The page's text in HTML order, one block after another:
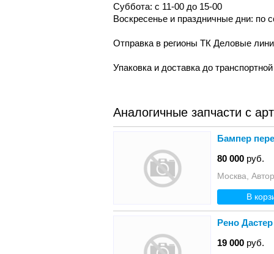
Суббота: с 11-00 до 15-00
Воскресенье и праздничные дни: по
Отправка в регионы ТК Деловые
Упаковка и доставка до
Аналогичные запчасти с
Бампер
80 000 руб.
Москва,
В
Рено
19 000 руб.